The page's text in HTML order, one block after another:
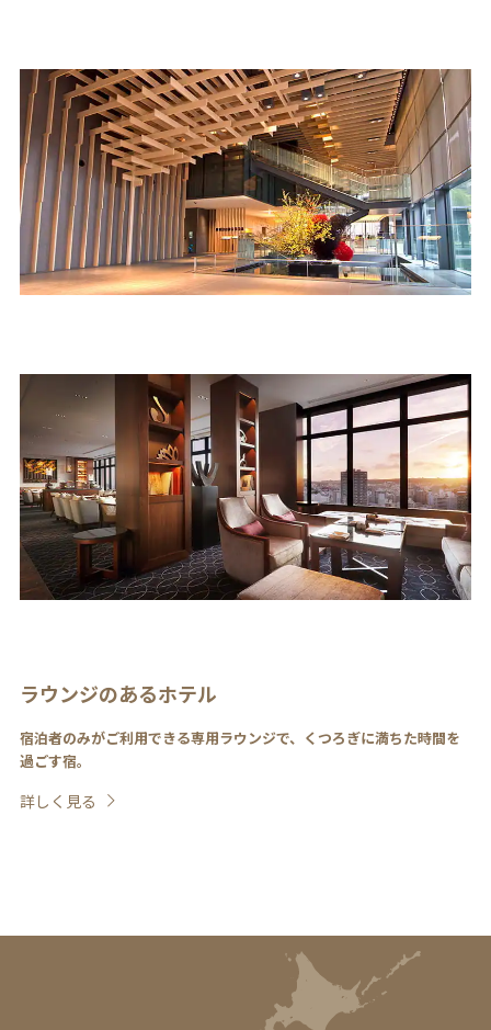
ラウンジのあるホテル
宿泊者のみがご利用できる専用ラウンジで、くつろぎに満ちた時間を
過ごす宿。
詳しく見る